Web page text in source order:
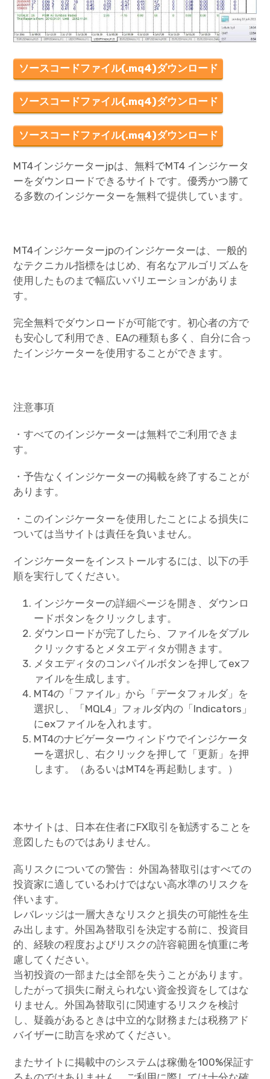
ソースコードファイル(.mq4)ダウンロード
ソースコードファイル(.mq4)ダウンロード
ソースコードファイル(.mq4)ダウンロード
MT4インジケーターjpは、無料でMT4 インジケータ
ーをダウンロードできるサイトです。優秀かつ勝て
る多数のインジケーターを無料で提供しています。
MT4インジケーターjpのインジケーターは、一般的
なテクニカル指標をはじめ、有名なアルゴリズムを
使用したものまで幅広いバリエーションがありま
す。
完全無料でダウンロードが可能です。初心者の方で
も安心して利用でき、EAの種類も多く、自分に合っ
たインジケーターを使用することができます。
注意事項
・すべてのインジケーターは無料でご利用できま
す。
・予告なくインジケーターの掲載を終了することが
あります。
・このインジケーターを使用したことによる損失に
ついては当サイトは責任を負いません。
インジケーターをインストールするには、以下の手
順を実行してください。
インジケーターの詳細ページを開き、ダウンロ
ードボタンをクリックします。
ダウンロードが完了したら、ファイルをダブル
クリックするとメタエディタが開きます。
メタエディタのコンパイルボタンを押してexフ
ァイルを生成します。
MT4の「ファイル」から「データフォルダ」を
選択し、「MQL4」フォルダ内の「Indicators」
にexファイルを入れます。
MT4のナビゲーターウィンドウでインジケータ
ーを選択し、右クリックを押して「更新」を押
します。（あるいはMT4を再起動します。）
本サイトは、日本在住者にFX取引を勧誘することを
意図したものではありません。
高リスクについての警告： 外国為替取引はすべての
投資家に適しているわけではない高水準のリスクを
伴います。
レバレッジは一層大きなリスクと損失の可能性を生
み出します。外国為替取引を決定する前に、投資目
的、経験の程度およびリスクの許容範囲を慎重に考
慮してください。
当初投資の一部または全部を失うことがあります。
したがって損失に耐えられない資金投資をしてはな
りません。外国為替取引に関連するリスクを検討
し、疑義があるときは中立的な財務または税務アド
バイザーに助言を求めてください。
またサイトに掲載中のシステムは稼働を100%保証す